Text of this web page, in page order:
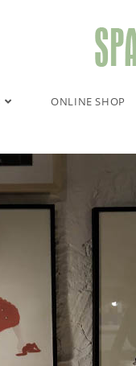
ONLINE SHOP